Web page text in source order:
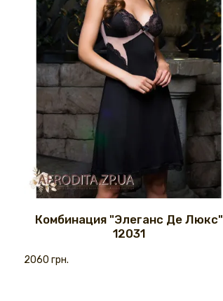
Комбинация "Элеганс Де Люкс"
12031
2060 грн.